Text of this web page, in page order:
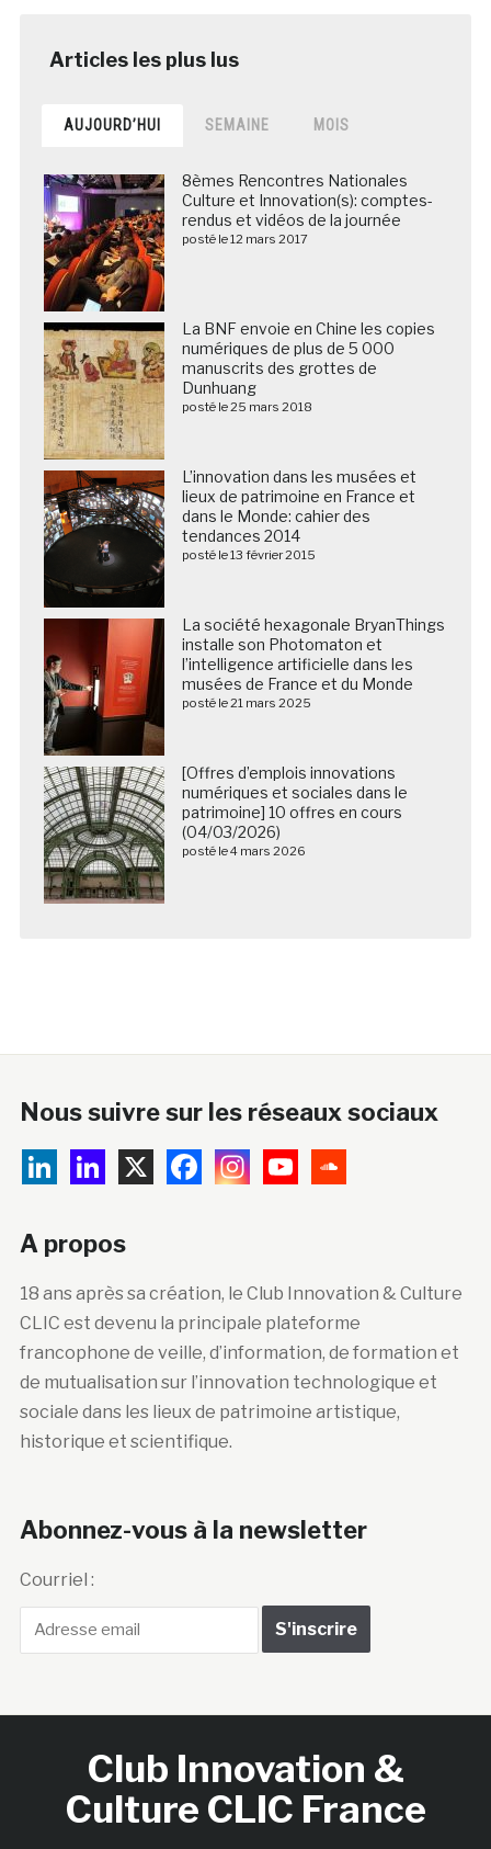
AUJOURD’HUI SEMAINE MOIS
8èmes Rencontres Nationales
Culture et Innovation(s): comptes-
rendus et vidéos de la journée
posté le 12 mars 2017
La BNF envoie en Chine les copies
numériques de plus de 5 000
manuscrits des grottes de
Dunhuang
posté le 25 mars 2018
L’innovation dans les musées et
lieux de patrimoine en France et
dans le Monde: cahier des
tendances 2014
posté le 13 février 2015
La société hexagonale BryanThings
installe son Photomaton et
l’intelligence artificielle dans les
musées de France et du Monde
posté le 21 mars 2025
[Offres d’emplois innovations
numériques et sociales dans le
patrimoine] 10 offres en cours
(04/03/2026)
posté le 4 mars 2026
Nous suivre sur les réseaux sociaux
A propos
18 ans après sa création, le Club Innovation & Culture
CLIC est devenu la principale plateforme
francophone de veille, d’information, de formation et
de mutualisation sur l’innovation technologique et
sociale dans les lieux de patrimoine artistique,
historique et scientifique.
Abonnez-vous à la newsletter
Courriel :
Club Innovation &
Culture CLIC France